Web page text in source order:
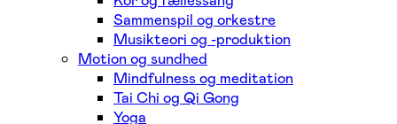
Sammenspil og orkestre
Musikteori og -produktion
Motion og sundhed
Mindfulness og meditation
Tai Chi og Qi Gong
Yoga